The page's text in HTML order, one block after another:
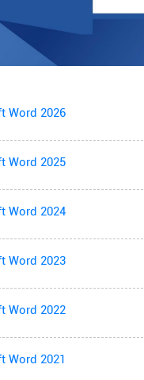
Word 2026
Word 2025
Word 2024
Word 2023
Word 2022
Word 2021